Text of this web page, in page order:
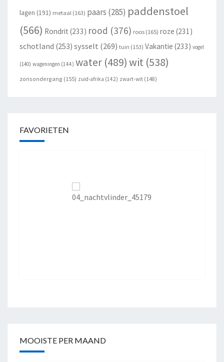
lagen (191) metaal (163) paars (285) paddenstoel
(566) Rondrit (233) rood (376) roos (165) roze (231)
schotland (253) sysselt (269) tuin (153) Vakantie (233) vogel
(140) wageningen (144) water (489)wit (538)
zonsondergang (155) zuid-afrika (142) zwart-wit (148)
FAVORIETEN
MOOISTE PER MAAND